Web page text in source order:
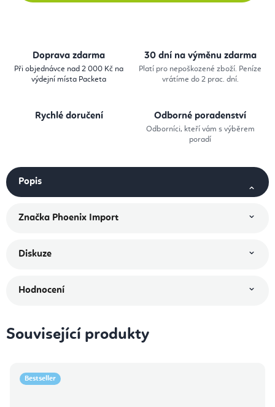
Doprava zdarma
Při objednávce nad 2 000 Kč na
výdejní místa Packeta
30 dní na výměnu zdarma
Platí pro nepoškozené zboží. Peníze
vrátíme do 2 prac. dní.
Rychlé doručení Odborné poradenství
Odborníci, kteří vám s výběrem
poradí
Popis
Značka Phoenix Import
Diskuze
Hodnocení
Související produkty
Bestseller